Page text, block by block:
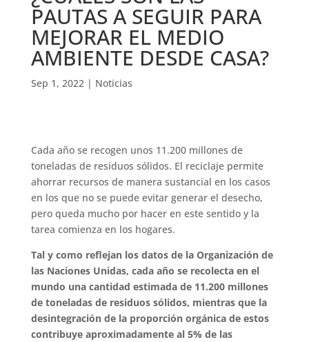
PAUTAS A SEGUIR PARA
MEJORAR EL MEDIO
AMBIENTE DESDE CASA?
Sep 1, 2022| Noticias
Cada año se recogen unos 11.200 millones de
toneladas de residuos sólidos. El reciclaje permite
ahorrar recursos de manera sustancial en los casos
en los que no se puede evitar generar el desecho,
pero queda mucho por hacer en este sentido y la
tarea comienza en los hogares.
Tal y como reflejan los datos de la Organización de
las Naciones Unidas, cada año se recolecta en el
mundo una cantidad estimada de 11.200 millones
de toneladas de residuos sólidos, mientras que la
desintegración de la proporción orgánica de estos
contribuye aproximadamente al 5% de las